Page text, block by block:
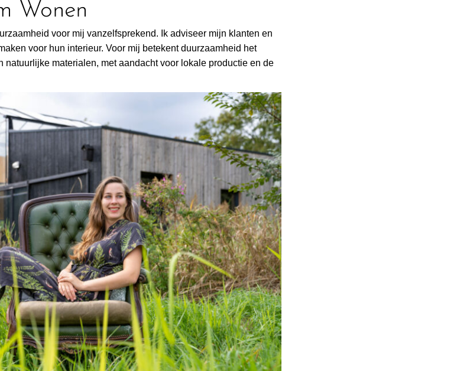
Wonen
voor mij vanzelfsprekend. Ik adviseer mijn klanten en
voor hun interieur. Voor mij betekent duurzaamheid het
natuurlijke materialen, met aandacht voor lokale productie en de